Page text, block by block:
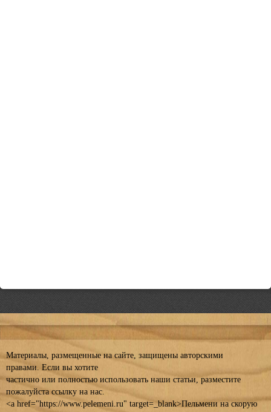
Материалы, размещенные на сайте, защищены авторскими
правами. Если вы хотите
частично или полностью использовать наши статьи, разместите
пожалуйста ссылку на нас.
<a href="https://www.pelemeni.ru" target=_blank>Пельмени на скорую